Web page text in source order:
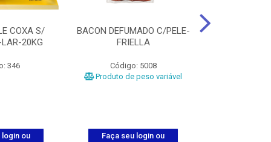
COXA S/
20KG
346
login ou
BACON DEFUMADO C/PELE-
FRIELLA
Código: 5008
Produto de peso variável
Faça seu login ou